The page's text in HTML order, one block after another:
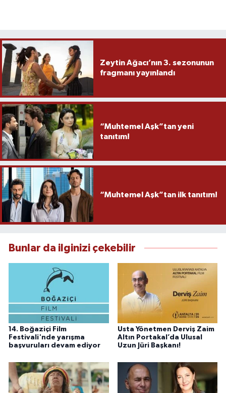
Zeytin Ağacı’nın 3. sezonunun
fragmanı yayınlandı
“Muhtemel Aşk”tan yeni
tanıtım!
“Muhtemel Aşk”tan ilk tanıtım!
Bunlar da ilginizi çekebilir
14. Boğaziçi Film
Festivali'nde yarışma
başvuruları devam ediyor
Usta Yönetmen Derviş Zaim
Altın Portakal’da Ulusal
Uzun Jüri Başkanı!